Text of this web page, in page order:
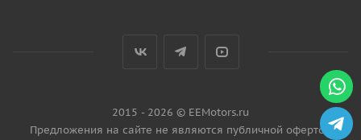
2015 - 2026 © EEMotors.ru
Предложения на сайте не являются публичной офертой